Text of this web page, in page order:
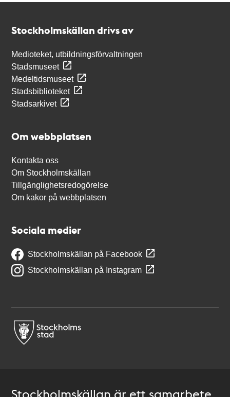
Stockholmskällan drivs av
Medioteket, utbildningsförvaltningen
Stadsmuseet
Medeltidsmuseet
Stadsbiblioteket
Stadsarkivet
Om webbplatsen
Kontakta oss
Om Stockholmskällan
Tillgänglighetsredogörelse
Om kakor på webbplatsen
Sociala medier
Stockholmskällan på Facebook
Stockholmskällan på Instagram
Stockholmskällan är ett samarbete